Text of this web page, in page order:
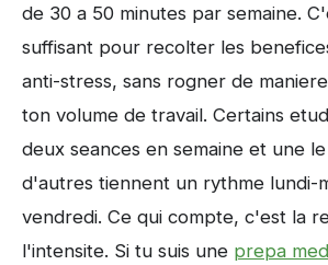
de 30 a 50 minutes par semaine.
suffisant pour recolter les
anti-stress, sans rogner de
ton volume de travail. Certains
deux seances en semaine et une
d'autres tiennent un rythme lundi-
vendredi. Ce qui compte, c'est la
l'intensite. Si tu suis une prepa